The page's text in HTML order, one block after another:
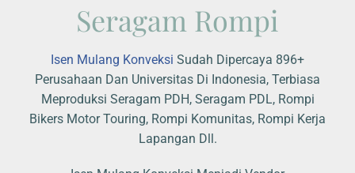
Seragam Rompi
Isen Mulang Konveksi Sudah Dipercaya 896+
Perusahaan Dan Universitas Di Indonesia, Terbiasa
Meproduksi Seragam PDH, Seragam PDL, Rompi
Bikers Motor Touring, Rompi Komunitas, Rompi Kerja
Lapangan Dll.